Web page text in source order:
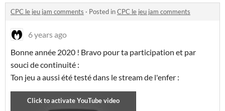
CPC le jeu jam comments · Posted inCPC le jeu jam comments
6 years ago
Bonne année 2020 ! Bravo pour ta participation et par
souci de continuité :
Ton jeu a aussi été testé dans le stream de l'enfer :